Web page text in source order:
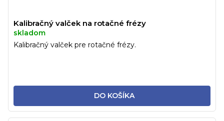
Kalibračný valček na rotačné frézy
skladom
DO KOŠÍKA
Kalibračný valček pre rotačné frézy.